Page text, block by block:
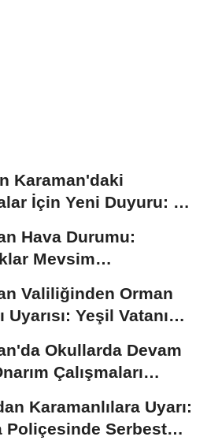
Karaman'daki
İçin Yeni Duyuru: 11
Hava Durumu:
Mevsim
Valiliğinden Orman
Uyarısı: Yeşil Vatanı
Okullarda Devam
Çalışmaları
Karamanlılara Uyarı:
Poliçesinde Serbest